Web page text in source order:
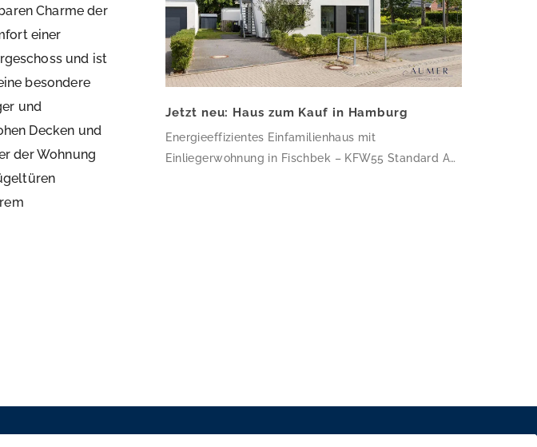
Charme der
einer
und ist
besondere
und
Decken und
der Wohnung
Jetzt neu: Haus zum Kauf in Hamburg
Energieeffizientes Einfamilienhaus mit
Einliegerwohnung in Fischbek – KFW55 Standard Auf